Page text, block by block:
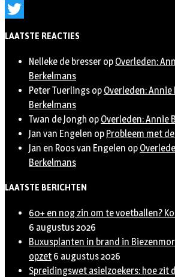
Instagram
LAATSTE REACTIES
Nelleke de bresser op Overleden:
Berkelmans
Peter Tuerlings op Overleden:
Berkelmans
Twan de Jongh op Overleden: Annie
Jan van Engelen op Probleem met
Jan en Roos van Engelen op
Berkelmans
LAATSTE BERICHTEN
60+ en nog zin om te voetballen?
6 augustus 2026
Buxusplanten in brand in
opzet 6 augustus 2026
Spreidingswet asielzoekers: hoe zit